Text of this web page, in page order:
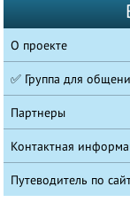
О проекте
✅ Группа для
Партнеры
Контактная
Путеводитель по